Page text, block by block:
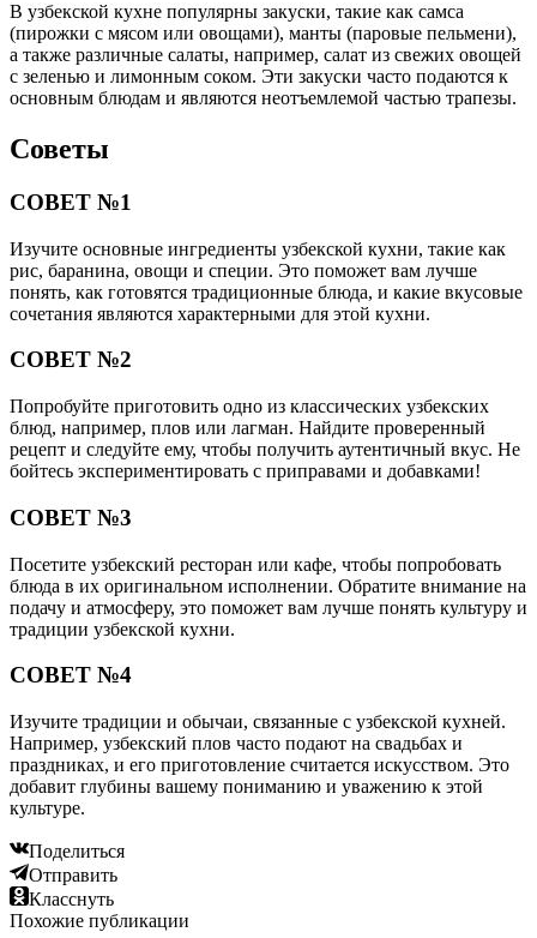
В узбекской кухне популярны закуски, такие как самса
(пирожки с мясом или овощами), манты (паровые пельмени),
а также различные салаты, например, салат из свежих овощей
с зеленью и лимонным соком. Эти закуски часто подаются к
основным блюдам и являются неотъемлемой частью трапезы.
Советы
СОВЕТ №1
Изучите основные ингредиенты узбекской кухни, такие как
рис, баранина, овощи и специи. Это поможет вам лучше
понять, как готовятся традиционные блюда, и какие вкусовые
сочетания являются характерными для этой кухни.
СОВЕТ №2
Попробуйте приготовить одно из классических узбекских
блюд, например, плов или лагман. Найдите проверенный
рецепт и следуйте ему, чтобы получить аутентичный вкус. Не
бойтесь экспериментировать с приправами и добавками!
СОВЕТ №3
Посетите узбекский ресторан или кафе, чтобы попробовать
блюда в их оригинальном исполнении. Обратите внимание на
подачу и атмосферу, это поможет вам лучше понять культуру и
традиции узбекской кухни.
СОВЕТ №4
Изучите традиции и обычаи, связанные с узбекской кухней.
Например, узбекский плов часто подают на свадьбах и
праздниках, и его приготовление считается искусством. Это
добавит глубины вашему пониманию и уважению к этой
культуре.
Поделиться
Отправить
Класснуть
Похожие публикации